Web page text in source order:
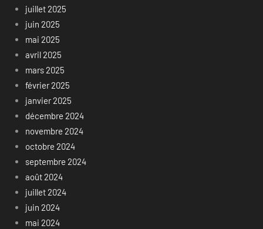
juillet 2025
juin 2025
mai 2025
avril 2025
mars 2025
février 2025
janvier 2025
décembre 2024
novembre 2024
octobre 2024
septembre 2024
août 2024
juillet 2024
juin 2024
mai 2024